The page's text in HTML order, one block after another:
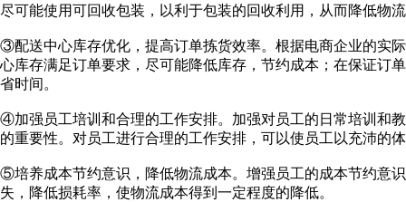
尽可能使用可回收包装，以利于包装的回收利用，从而降低物
③配送中心库存优化，提高订单拣货效率。根据电商企业的实
心库存满足订单要求，尽可能降低库存，节约成本；在保证订
省时间。
④加强员工培训和合理的工作安排。加强对员工的日常培训和
的重要性。对员工进行合理的工作安排，可以使员工以充沛的
⑤培养成本节约意识，降低物流成本。增强员工的成本节约意
失，降低损耗率，使物流成本得到一定程度的降低。